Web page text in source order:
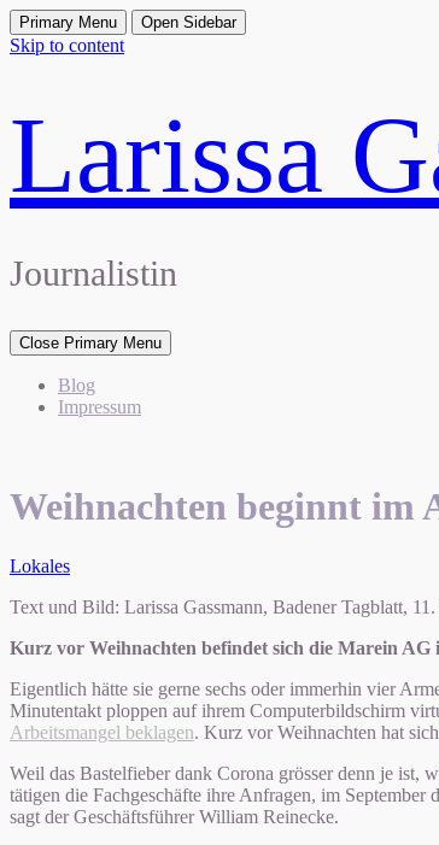
Primary Menu Open Sidebar
Skip to content
Larissa
Journalistin
Close Primary Menu
Blog
Impressum
Weihnachten beginnt im
Lokales
Text und Bild: Larissa Gassmann, Badener Tagblatt,
Kurz vor Weihnachten befindet sich die Marein AG
Eigentlich hätte sie gerne sechs oder immerhin vier
Minutentakt ploppen auf ihrem Computerbildschirm
Arbeitsmangel beklagen. Kurz vor Weihnachten hat
Weil das Bastelfieber dank Corona grösser denn je
tätigen die Fachgeschäfte ihre Anfragen, im
sagt der Geschäftsführer William Reinecke.